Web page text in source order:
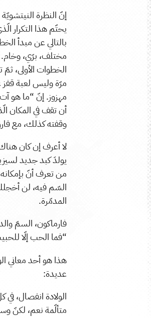
إنّ النظرة
يحتّم هذا التكرار
بالتالي عن مبدأ
مختلف، برّي، وخام.
الخطوات الأولى،
مرّة وليس لعبة قفز
مهزوز. إنّ “ما هو
أن تقف في المكان
وقفته كذلك، مع
لا أعرف إن كان
يولدَ كبد جديد
من تعرف أنّ
السّم فيه، لن
المدمّرة.
فارماكون، السمّ
“فما الحب إلّا
هذا هو أحد معاني
عديدة:
الولادة انفصال،
متألّمة نعم، لكنّ